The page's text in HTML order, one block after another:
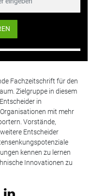
Fachzeitschrift für den
Zielgruppe in diesem
in
mit mehr
Vorstände,
Entscheider
kennen zu lernen
Innovationen zu